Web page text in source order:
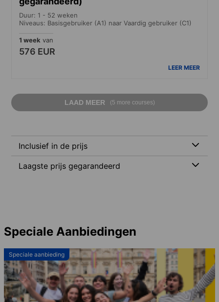
Duur: 1 - 52 weken
Niveaus: Basisgebruiker (A1) naar Vaardig gebruiker (C1)
1 week van
576 EUR
LEER MEER
LAAD MEER (5 more courses)
Inclusief in de prijs
Laagste prijs gegarandeerd
Speciale Aanbiedingen
Speciale aanbieding